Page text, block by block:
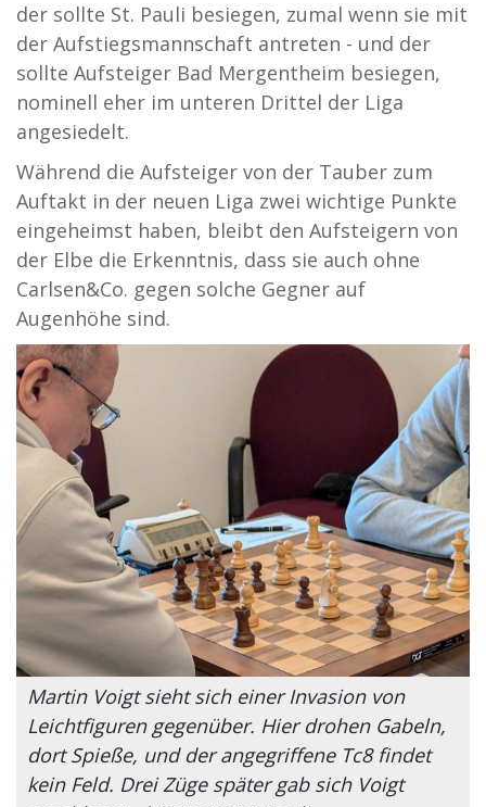
der sollte St. Pauli besiegen, zumal wenn sie mit
der Aufstiegsmannschaft antreten - und der
sollte Aufsteiger Bad Mergentheim besiegen,
nominell eher im unteren Drittel der Liga
angesiedelt.
Während die Aufsteiger von der Tauber zum
Auftakt in der neuen Liga zwei wichtige Punkte
eingeheimst haben, bleibt den Aufsteigern von
der Elbe die Erkenntnis, dass sie auch ohne
Carlsen&Co. gegen solche Gegner auf
Augenhöhe sind.
Martin Voigt sieht sich einer Invasion von
Leichtfiguren gegenüber. Hier drohen Gabeln,
dort Spieße, und der angegriffene Tc8 findet
kein Feld. Drei Züge später gab sich Voigt